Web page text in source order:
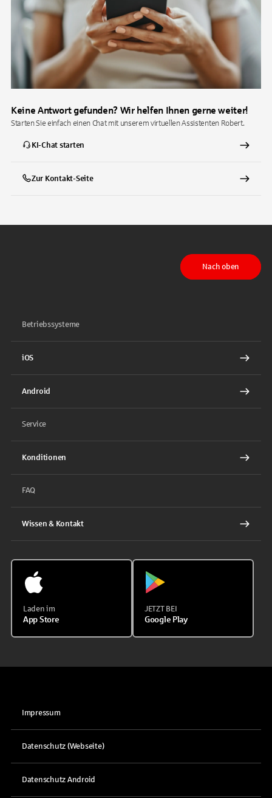
Keine Antwort gefunden? Wir helfen Ihnen gerne weiter!
Starten Sie einfach einen Chat mit unserem virtuellen Assistenten Robert.
KI-Chat starten
Zur Kontakt-Seite
Nach oben
Betriebssysteme
iOS
Android
Service
Konditionen
FAQ
Wissen & Kontakt
Laden im
App Store
JETZT BEI
Google Play
Impressum
Datenschutz (Webseite)
Datenschutz Android